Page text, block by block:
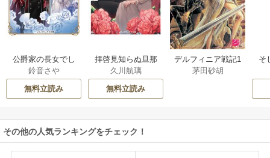
公爵家の長女でし
た
鈴音さや
無料立読み
拝啓見知らぬ旦那
様、離婚していた
だきます
久川航璃
無料立読み
デルフィニア戦記1
茅田砂胡
そ
その他の人気ランキングをチェック！